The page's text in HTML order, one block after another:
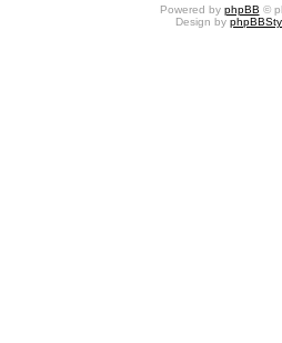
Powered by phpBB ©
Design by